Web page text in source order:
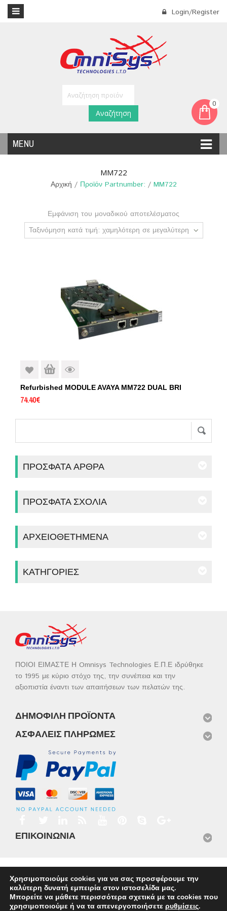
Login/Register
0
MENU
Αναζήτηση
MM722
Αρχική / Προϊόν Partnumber: / MM722
Εμφάνιση του μοναδικού αποτελέσματος
Ταξινόμηση κατά τιμή: χαμηλότερη σε μεγαλύτερη
Refurbished MODULE AVAYA MM722 DUAL BRI
74.40€
ΠΡΌΣΦΑΤΑ ΆΡΘΡΑ
ΠΡΌΣΦΑΤΑ ΣΧΌΛΙΑ
ΑΡΧΕΙΟΘΕΤΗΜΈΝΑ
ΚΑΤΗΓΟΡΊΕΣ
ΠΟΙΟΙ ΕΙΜΑΣΤΕ Η Omnisys Technologies Ε.Π.Ε ιδρύθηκε
το 1995 με κύριο στόχο της, την συνέπεια και την
αξιοπιστία έναντι των απαιτήσεων των πελατών της.
ΔΗΜΟΦΙΛΉ ΠΡΟΪΌΝΤΑ
ΑΣΦΑΛΕΊΣ ΠΛΗΡΩΜΈΣ
ΕΠΙΚΟΙΝΩΝΊΑ
Προϊόντα
Φωτογραφίες
Service
Εταιρικό Προφίλ
Επικοινωνία
© 2026Omnisys
Χρησιμοποιούμε cookies για να σας προσφέρουμε την
καλύτερη δυνατή εμπειρία στον ιστοσελίδα μας.
Μπορείτε να μάθετε περισσότερα σχετικά με τα cookies που
χρησιμοποιούμε ή να τα απενεργοποιήσετε ρυθμίσεις.